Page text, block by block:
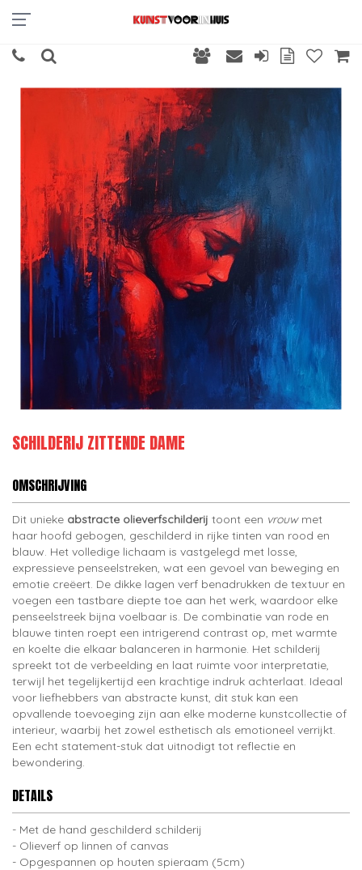
SCHILDERIJ ZITTENDE DAME
OMSCHRIJVING
Dit unieke abstracte olieverfschilderij toont een vrouwmet
haar hoofd gebogen, geschilderd in rijke tinten van rood en
blauw. Het volledige lichaam is vastgelegd met losse,
expressieve penseelstreken, wat een gevoel van beweging en
emotie creëert. De dikke lagen verf benadrukken de textuur en
voegen een tastbare diepte toe aan het werk, waardoor elke
penseelstreek bijna voelbaar is. De combinatie van rode en
blauwe tinten roept een intrigerend contrast op, met warmte
en koelte die elkaar balanceren in harmonie. Het schilderij
spreekt tot de verbeelding en laat ruimte voor interpretatie,
terwijl het tegelijkertijd een krachtige indruk achterlaat. Ideaal
voor liefhebbers van abstracte kunst, dit stuk kan een
opvallende toevoeging zijn aan elke moderne kunstcollectie of
interieur, waarbij het zowel esthetisch als emotioneel verrijkt.
Een echt statement-stuk dat uitnodigt tot reflectie en
bewondering.
DETAILS
Met de hand geschilderd schilderij
Olieverf op linnen of canvas
Opgespannen op houten spieraam (5cm)